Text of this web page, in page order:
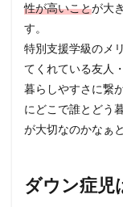
性が高いことが大
す。
特別支援学級のメ
てくれている友人
暮らしやすさに繋
にどこで誰とどう
が大切なのかなぁ
ダウン症児